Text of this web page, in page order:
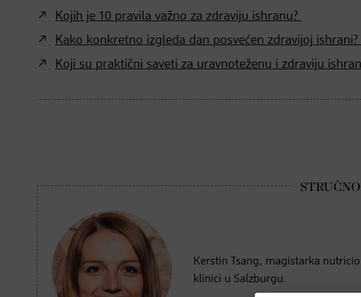
Kojih je 10 pravila važno za zdraviju ishranu?
Kako konkretno izgleda dan posvećen zdravijoj ishrani?
Koji su praktični saveti za uravnoteženu i zdraviju
Kerstin Tsang, magistarka
klinici u Salzburgu.